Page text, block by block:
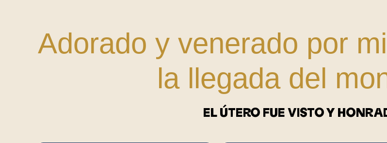
Adorado y venerado por
la llegada del
EL ÚTERO FUE VISTO Y